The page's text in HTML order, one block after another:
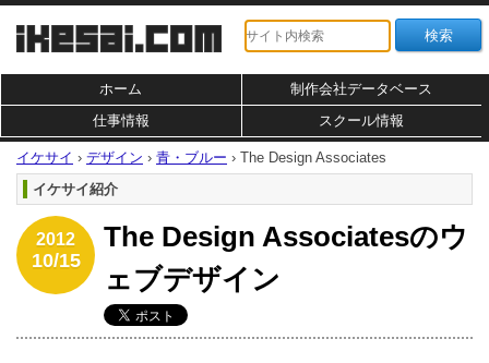
ホーム
制作会社データベース
仕事情報
スクール情報
イケサイ › デザイン › 青・ブルー › The Design Associates
イケサイ紹介
2012
10/15
The Design Associatesのウ
ェブデザイン